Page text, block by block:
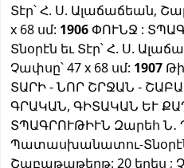
Տէր՝ Հ. Ս. Ալաճաճեան,
x 68 սմ: 1906 ՓՈՒՆՋ :
Տնօրէն եւ Տէր՝ Հ. Ս.
Չափսը՝ 47 x 68 սմ: 1907
ՏԱՐԻ - ՆՈՐ ՇՐՋԱՆ -
ԳՐԱԿԱՆ, ԳԻՏԱԿԱՆ ԵՒ
ՏՊԱԳՐՈՒԹԻՒՆ Զարեհ Ն․
Պատասխանատու-
Շաբաթաթերթ: 20 երես ;